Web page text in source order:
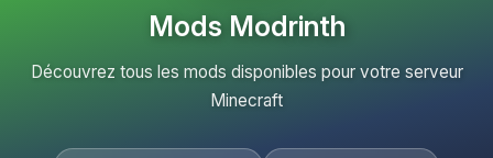
Mods Modrinth
Découvrez tous les mods disponibles pour votre serveur
Minecraft